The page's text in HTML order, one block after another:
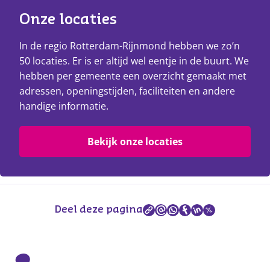
Onze locaties
In de regio Rotterdam-Rijnmond hebben we zo’n
50 locaties. Er is er altijd wel eentje in de buurt. We
hebben per gemeente een overzicht gemaakt met
adressen, openingstijden, faciliteiten en andere
handige informatie.
Bekijk onze locaties
Deel deze pagina